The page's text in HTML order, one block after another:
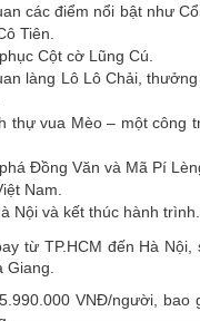
các điểm nổi bật như
Tiên.
Cột cờ Lũng Cú.
làng Lô Lô Chải,
thự vua Mèo – một công
Đồng Văn và Mã Pí
Nam.
Nội và kết thúc hành trình.
từ TP.HCM đến Hà Nội,
Giang.
VNĐ/người, bao